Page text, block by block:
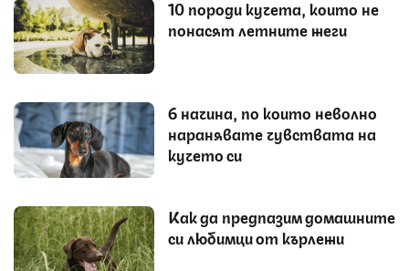
10 породи кучета, които не
понасят летните жеги
6 начина, по които неволно
наранявате чувствата на
кучето си
Как да предпазим домашните
си любимци от кърлежи